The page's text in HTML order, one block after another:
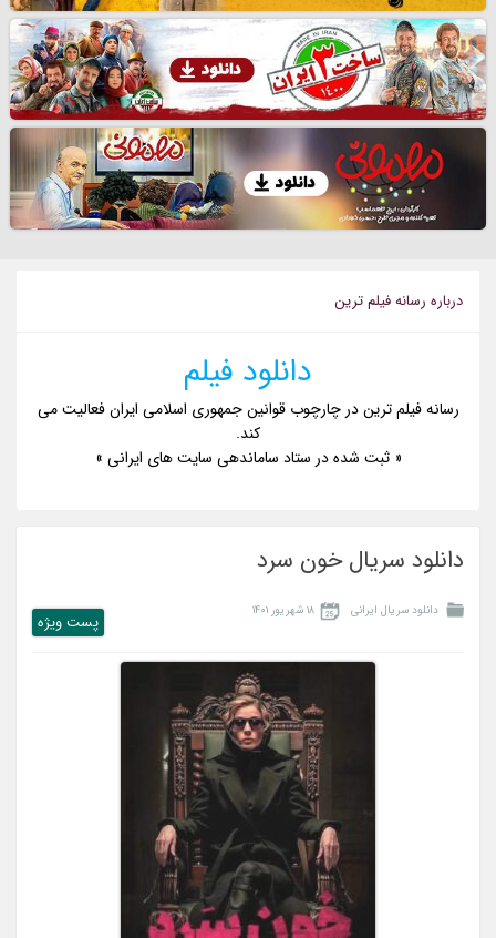
درباره رسانه فیلم ترین
دانلود فیلم
رسانه فیلم ترین در چارچوب قوانین جمهوری اسلامی ایران فعالیت می
کند.
« ثبت شده در ستاد ساماندهی سایت های ایرانی »
دانلود سریال خون سرد
دانلود سریال ایرانی ۱۸ شهریور ۱۴۰۱
پست ويژه